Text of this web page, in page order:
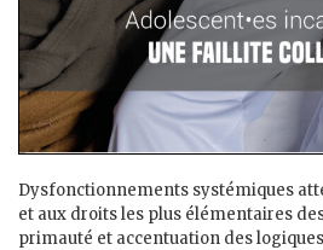
Dysfonctionnements systémiques
et aux droits les plus élémentaires des
primauté et accentuation des